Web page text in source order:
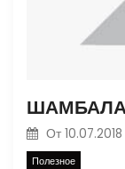
От 10.07.2018
Полезное